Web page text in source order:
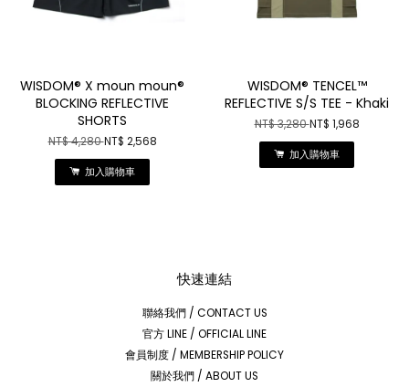
WISDOM® X moun moun®
BLOCKING REFLECTIVE
SHORTS
NT$ 4,280NT$ 2,568
加入購物車
WISDOM® TENCEL™
REFLECTIVE S/S TEE - Khaki
NT$ 3,280NT$ 1,968
加入購物車
快速連結
聯絡我們 / CONTACT US
官方 LINE / OFFICIAL LINE
會員制度 / MEMBERSHIP POLICY
關於我們 / ABOUT US